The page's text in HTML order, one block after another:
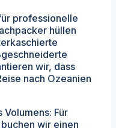
professionelle
hüllen
wir, dass
nach Ozeanien
Volumens: Für
wir einen